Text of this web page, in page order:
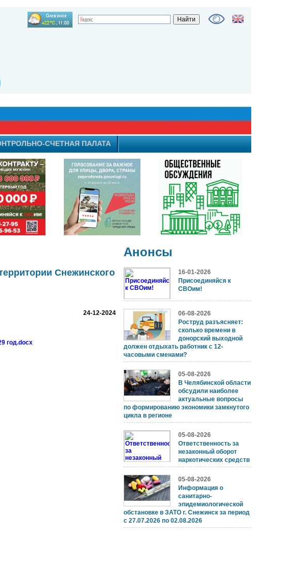
СЧЕТНАЯ ПАЛАТА
Снежинского
24-12-2024
год.docx
Анонсы
16-01-2026
Присоединяйся к
СВОим!
06-08-2026
Роструд разъясняет:
сколько времени в
донорский выходной
должен отдыхать работник с 12-
часовыми сменами?
05-08-2026
В Челябинской области
обсудили наиболее
актуальные вопросы
по формированию экономики замкнутого
цикла в регионе
05-08-2026
Ответственность за
незаконный оборот
наркотических средств
05-08-2026
Информация о
санитарно-
эпидемиологической
обстановке в ЗАТО г. Снежинск за период
с 27.07.2026 по 02.08.2026